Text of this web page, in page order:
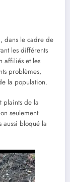
dans le cadre de
les différents
affiliés et les
problèmes,
la population.
plaints de la
seulement
aussi bloqué la